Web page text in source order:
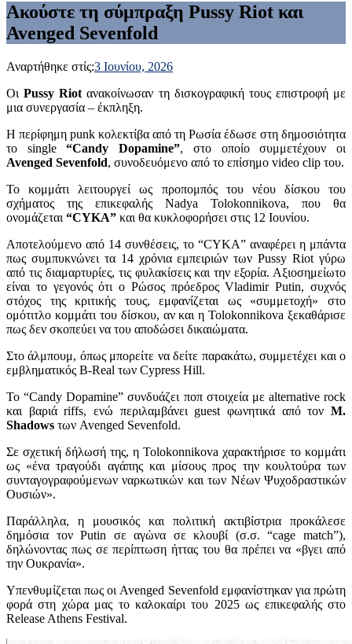
Ακούστε τη σύμπραξη Pussy Riot και
Avenged Sevenfold
Αναρτήθηκε στίς:3 Ιουνίου, 2026
ΟιPussy Riotανακοίνωσαν τη δισκογραφική τους επιστροφή με
μια συνεργασία – έκπληξη.
Η περίφημη punk κολεκτίβα από τη Ρωσία έδωσε στη δημοσιότητα
το single“Candy Dopamine”, στο οποίο συμμετέχουν οι
Avenged Sevenfold, συνοδευόμενο από το επίσημο video clip του.
To κομμάτι λειτουργεί ως προπομπός του νέου δίσκου του
σχήματος της επικεφαλής Nadya Tolokonnikova, που θα
ονομάζεται “CYKA” και θα κυκλοφορήσει στις 12 Ιουνίου.
Αποτελούμενο από 14 συνθέσεις, το “CYKA” αναφέρει η μπάντα
πως συμπυκνώνει τα 14 χρόνια εμπειριών των Pussy Riot γύρω
από τις διαμαρτυρίες, τις φυλακίσεις και την εξορία. Αξιοσημείωτο
είναι το γεγονός ότι ο Ρώσος πρόεδρος Vladimir Putin, συχνός
στόχος της κριτικής τους, εμφανίζεται ως «συμμετοχή» στο
ομότιτλο κομμάτι του δίσκου, αν και η Tolokonnikova ξεκαθάρισε
πως δεν σκοπεύει να του αποδώσει δικαιώματα.
Στο άλμπουμ, όπως μπορείτε να δείτε παρακάτω, συμμετέχει και ο
εμβληματικός B-Real των Cypress Hill.
Το “Candy Dopamine” συνδυάζει ποπ στοιχεία με alternative rock
και βαριά riffs, ενώ περιλαμβάνει guest φωνητικά από τον M.
Shadows των Avenged Sevenfold.
Σε σχετική δήλωσή της, η Tolokonnikova χαρακτήρισε το κομμάτι
ως «ένα τραγούδι αγάπης και μίσους προς την κουλτούρα των
συνταγογραφούμενων ναρκωτικών και των Νέων Ψυχοδραστικών
Ουσιών».
Παράλληλα, η μουσικός και πολιτική ακτιβίστρια προκάλεσε
δημόσια τον Putin σε αγώνα σε κλουβί (σ.σ. “cage match”),
δηλώνοντας πως σε περίπτωση ήττας του θα πρέπει να «βγει από
την Ουκρανία».
Υπενθυμίζεται πως οι Avenged Sevenfold εμφανίστηκαν για πρώτη
φορά στη χώρα μας το καλοκαίρι του 2025 ως επικεφαλής στο
Release Athens Festival.